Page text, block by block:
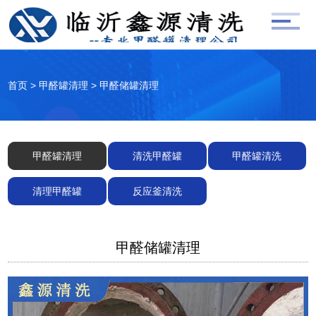
首页 > 甲醛罐清理 > 甲醛储罐清理
甲醛罐清理 清洗甲醛罐 甲醛罐清洗
清理甲醛罐 反应釜清洗
甲醛储罐清理